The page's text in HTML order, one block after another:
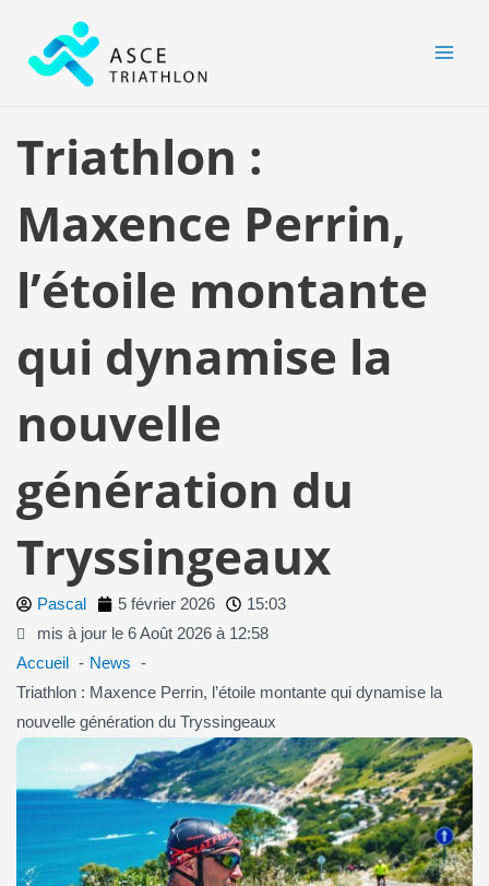
contenu
Triathlon :
Maxence Perrin,
l’étoile montante
qui dynamise la
nouvelle
génération du
Tryssingeaux
Pascal 5 février 2026
15:03
mis à jour le 6 Août 2026 à 12:58
Accueil
News
Triathlon : Maxence Perrin, l’étoile montante qui dynamise la
nouvelle génération du Tryssingeaux